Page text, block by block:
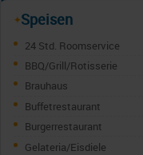
✦Speisen
24 Std. Roomservice
BBQ/Grill/Rotisserie
Brauhaus
Buffetrestaurant
Burgerrestaurant
Gelateria/Eisdiele